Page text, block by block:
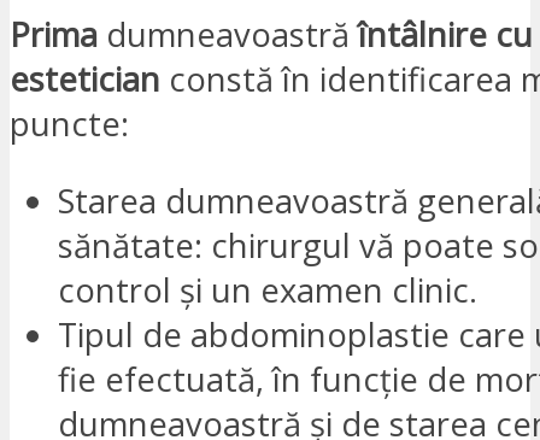
Prima dumneavoastrăîntâlnire
estetician constă în identificarea
puncte:
Starea dumneavoastră
sănătate: chirurgul vă poate
control și un examen clinic.
Tipul de abdominoplastie care
fie efectuată, în funcție de
dumneavoastră și de starea